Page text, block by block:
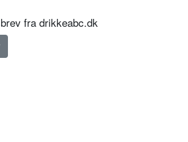
fra drikkeabc.dk